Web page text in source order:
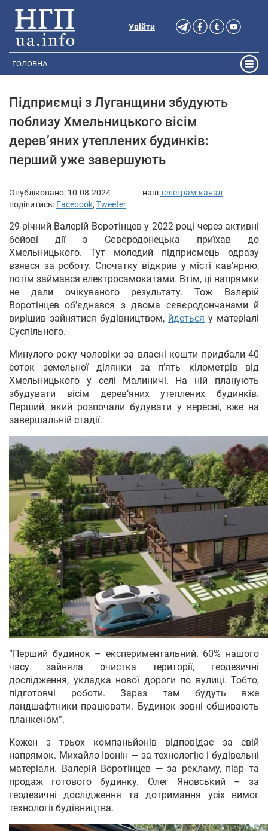
Увійти
ГОЛОВНА
Підприємці з Луганщини збудують
поблизу Хмельницького вісім
дерев’яних утеплених будинків:
перший уже завершують
Опубліковано: 10.08.2024 наштелеграм-канал
поділитись: Facebook, Tweeter
29-річний Валерій Воротінцев у 2022 році через активні
бойові дії з Сєвєродонецька приїхав до
Хмельницького. Тут молодий підприємець одразу
взявся за роботу. Спочатку відкрив у місті кав’ярню,
потім займався електросамокатами. Втім, ці напрямки
не дали очікуваного результату. Тож Валерій
Воротінцев об’єднався з двома сєвєродончанами й
вирішив зайнятися будівництвом, йдеться у матеріалі
Суспільного.
Минулого року чоловіки за власні кошти придбали 40
соток земельної ділянки за п’ять кілометрів від
Хмельницького у селі Малиничі. На ній планують
збудувати вісім дерев’яних утеплених будинків.
Перший, який розпочали будувати у вересні, вже на
завершальній стадії.
“Перший будинок – експериментальний. 60% нашого
часу зайняла очистка території, геодезичні
дослідження, укладка нової дороги по вулиці. Тобто,
підготовчі роботи. Зараз там будуть вже
ландшафтники працювати. Будинок зовні обшивають
планкеном”.
Кожен з трьох компаньйонів відповідає за свій
напрямок. Михайло Івонін — за технологію і будівельні
матеріали. Валерій Воротінцев — за рекламу, піар та
продаж готового будинку. Олег Яновський – за
геодезичні дослідження та дотримання усіх вимог
технології будівництва.